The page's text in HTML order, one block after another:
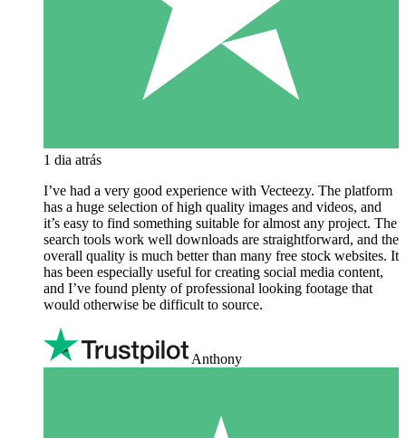
1 dia atrás
I’ve had a very good experience with Vecteezy. The platform
has a huge selection of high quality images and videos, and
it’s easy to find something suitable for almost any project. The
search tools work well downloads are straightforward, and the
overall quality is much better than many free stock websites. It
has been especially useful for creating social media content,
and I’ve found plenty of professional looking footage that
would otherwise be difficult to source.
Anthony